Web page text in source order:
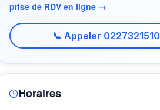
prise de RDV en ligne →
📞 Appeler 0227321510
Horaires